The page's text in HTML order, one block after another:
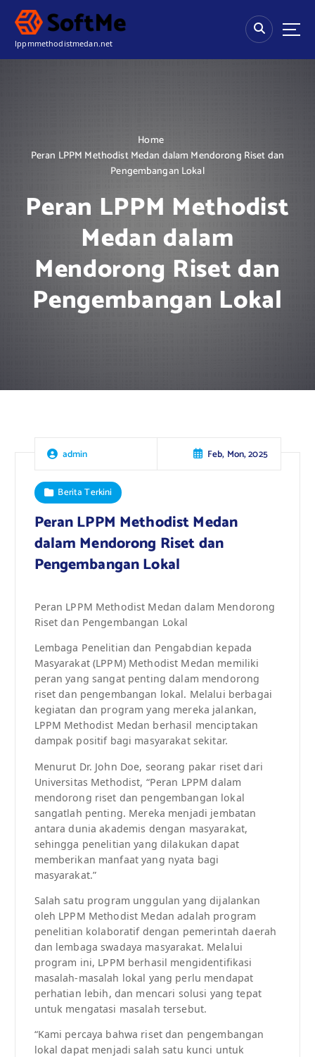
lppmmethodistmedan.net
Home
Peran LPPM Methodist Medan dalam Mendorong Riset dan
Pengembangan Lokal
Peran LPPM Methodist
Medan dalam
Mendorong Riset dan
Pengembangan Lokal
admin Feb, Mon, 2025
Berita Terkini
Peran LPPM Methodist Medan
dalam Mendorong Riset dan
Pengembangan Lokal
Peran LPPM Methodist Medan dalam Mendorong
Riset dan Pengembangan Lokal
Lembaga Penelitian dan Pengabdian kepada
Masyarakat (LPPM) Methodist Medan memiliki
peran yang sangat penting dalam mendorong
riset dan pengembangan lokal. Melalui berbagai
kegiatan dan program yang mereka jalankan,
LPPM Methodist Medan berhasil menciptakan
dampak positif bagi masyarakat sekitar.
Menurut Dr. John Doe, seorang pakar riset dari
Universitas Methodist, “Peran LPPM dalam
mendorong riset dan pengembangan lokal
sangatlah penting. Mereka menjadi jembatan
antara dunia akademis dengan masyarakat,
sehingga penelitian yang dilakukan dapat
memberikan manfaat yang nyata bagi
masyarakat.”
Salah satu program unggulan yang dijalankan
oleh LPPM Methodist Medan adalah program
penelitian kolaboratif dengan pemerintah daerah
dan lembaga swadaya masyarakat. Melalui
program ini, LPPM berhasil mengidentifikasi
masalah-masalah lokal yang perlu mendapat
perhatian lebih, dan mencari solusi yang tepat
untuk mengatasi masalah tersebut.
“Kami percaya bahwa riset dan pengembangan
lokal dapat menjadi salah satu kunci untuk